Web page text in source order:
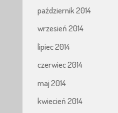
październik 2014
wrzesień 2014
lipiec 2014
czerwiec 2014
maj 2014
kwiecień 2014